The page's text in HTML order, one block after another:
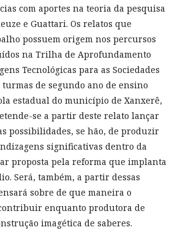
com aportes na teoria da pesquisa
e Guattari. Os relatos que
possuem origem nos percursos
na Trilha de Aprofundamento
Tecnológicas para as Sociedades
turmas de segundo ano de ensino
estadual do município de Xanxerê,
se a partir deste relato lançar
possibilidades, se hão, de produzir
significativas dentro da
proposta pela reforma que implanta
Será, também, a partir dessas
sobre de que maneira o
enquanto produtora de
imagética de saberes.